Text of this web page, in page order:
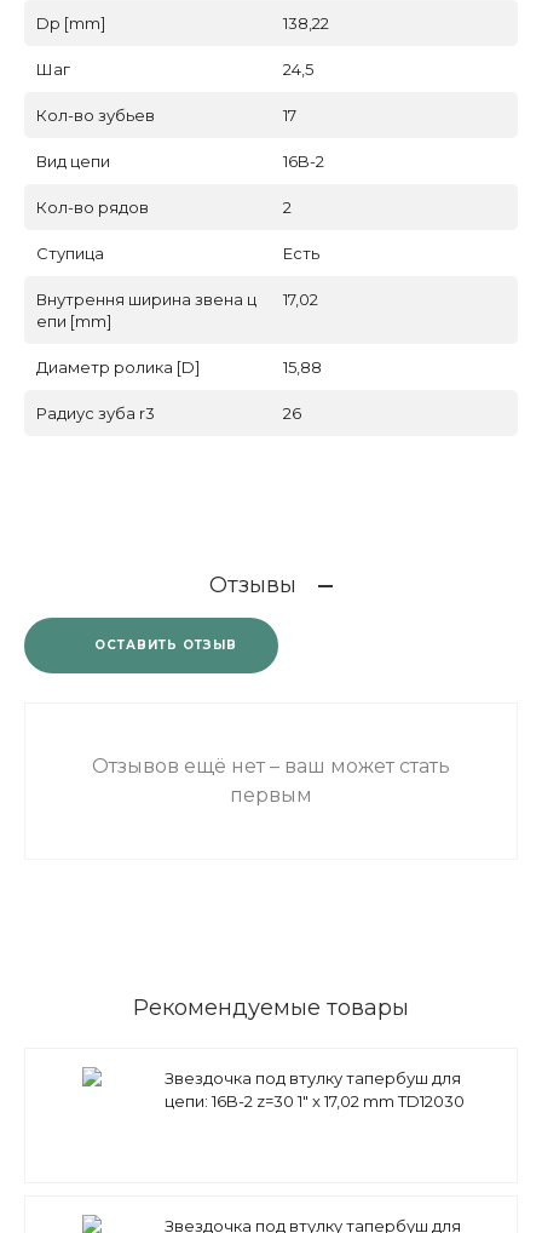
Dp [mm] 138,22
Шаг 24,5
Кол-во зубьев 17
Вид цепи 16B-2
Кол-во рядов 2
Ступица Есть
Внутрення ширина звена ц
епи [mm]
17,02
Диаметр ролика [D] 15,88
Радиус зуба r3 26
Отзывы
ОСТАВИТЬ ОТЗЫВ
Отзывов ещё нет – ваш может стать
первым
Рекомендуемые товары
Звездочка под втулку тапербуш для
цепи: 16B-2 z=30 1" x 17,02 mm TD12030
Звездочка под втулку тапербуш для